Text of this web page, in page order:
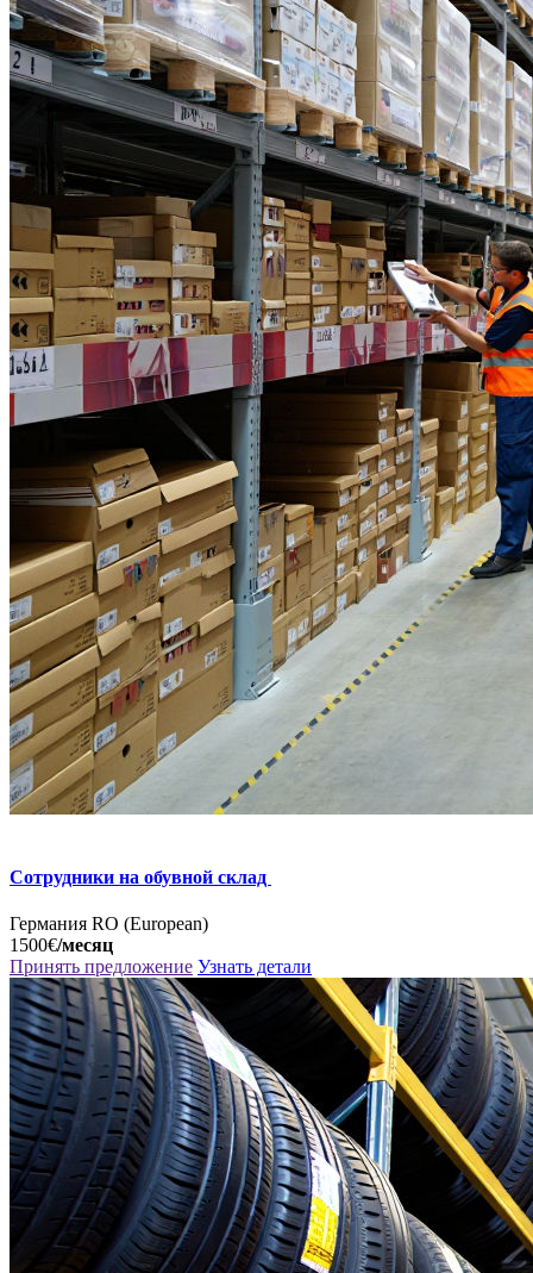
Сотрудники на обувной склад
Германия RO (European)
1500€/месяц
Принять предложение Узнать детали